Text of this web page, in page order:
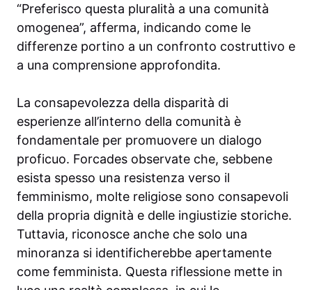
“Preferisco questa pluralità a una comunità
omogenea”, afferma, indicando come le
differenze portino a un confronto costruttivo e
a una comprensione approfondita.
La consapevolezza della disparità di
esperienze all’interno della comunità è
fondamentale per promuovere un dialogo
proficuo. Forcades observate che, sebbene
esista spesso una resistenza verso il
femminismo, molte religiose sono consapevoli
della propria dignità e delle ingiustizie storiche.
Tuttavia, riconosce anche che solo una
minoranza si identificherebbe apertamente
come femminista. Questa riflessione mette in